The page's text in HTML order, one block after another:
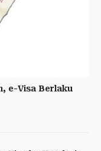
e-Visa Berlaku